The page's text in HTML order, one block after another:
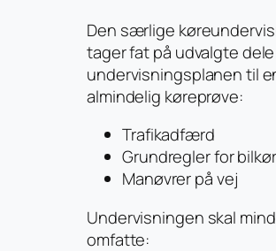
Den særlige
tager fat på udvalgte
undervisningsplanen til
almindelig køreprøve:
Trafikadfærd
Grundregler for
Manøvrer på vej
Undervisningen skal
omfatte: